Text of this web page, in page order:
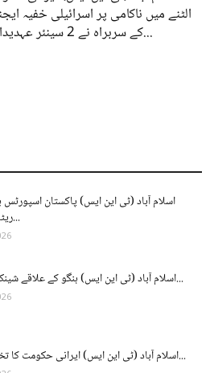
الٹنے میں ناکامی پر اسرائیلی خفیہ
کے سربراہ نے 2 سینئر عہدیداروں انٹیلی...
ریٹائرڈ ملازمین...
اسلام آباد (ٹی این ایس) ہنگو کے علاقے شینکئے بانڈہ دلن...
اسلام آباد (ٹی این ایس) ایرانی حکومت کا تختہ الٹنے میں...